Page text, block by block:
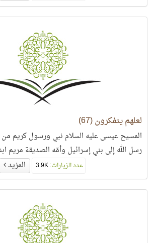
لعلهم يتفكرون (67)
المسيح عيسى عليه السلام نبي ورسول كريم من
رسل الله إلى بني إسرائيل وأمّه الصديقة مريم
عدد الزيارات: المزيد